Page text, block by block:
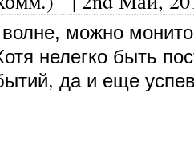
можно
нелегко быть
да и еще